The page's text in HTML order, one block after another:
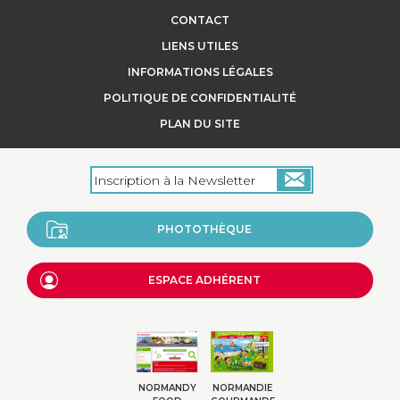
d'Or est transformé en Normandie, sur
l'exploitation, avec...
+
CONTACT
LIENS UTILES
INFORMATIONS LÉGALES
POLITIQUE DE CONFIDENTIALITÉ
PLAN DU SITE
PHOTOTHÈQUE
ESPACE ADHÉRENT
NORMANDY
NORMANDIE